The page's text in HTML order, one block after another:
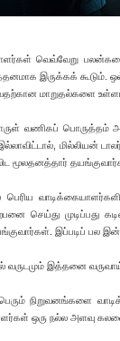
வெவ்வேறு
இருக்கக்
மாறுதல்களை
வணிகப் பொருத்தம்
மில்லியன்
மூலதனத்தார்
செய்து
இப்படிப் பல
இத்தனை வருவாய்
நிறுவனங்களை
ஒரு நல்ல அளவு